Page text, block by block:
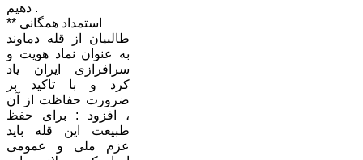
دهیم .
** استمداد همگانی
طالبیان از قله دماوند
به عنوان نماد هویت و
سرافرازی ایران یاد
کرد و با تاکید بر
ضرورت حفاظت از آن
، افزود : برای حفظ
طبیعت این قله باید
عزم ملی و عمومی